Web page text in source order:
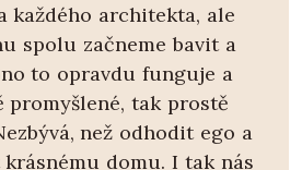
každého architekta, ale
spolu začneme bavit a
to opravdu funguje a
promyšlené, tak prostě
než odhodit ego a
domu. I tak nás